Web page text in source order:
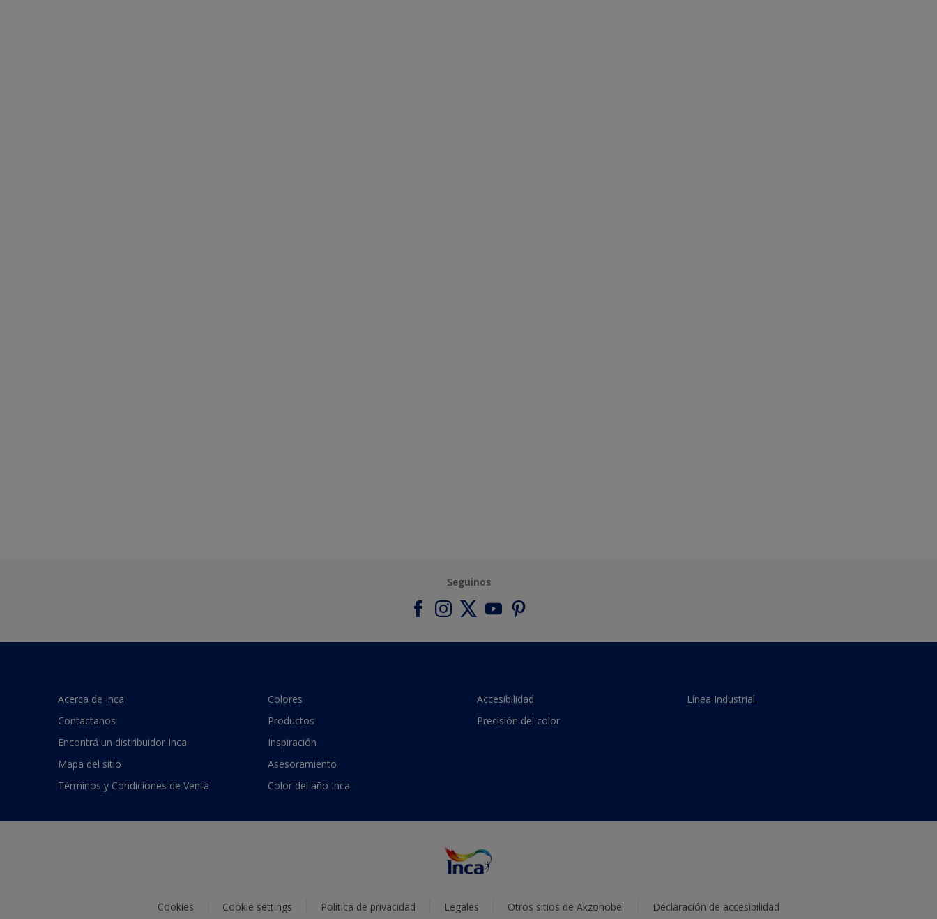
Seguinos
Acerca de Inca
Contactanos
Encontrá un distribuidor Inca
Mapa del sitio
Términos y Condiciones de Venta
Colores
Productos
Inspiración
Asesoramiento
Color del año Inca
Accesibilidad
Precisión del color
Línea Industrial
Cookies Cookie settings Política de privacidad Legales Otros sitios de Akzonobel Declaración de accesibilidad